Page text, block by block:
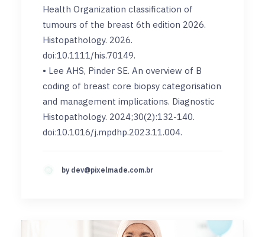
Health Organization classification of
tumours of the breast 6th edition 2026.
Histopathology. 2026.
doi:10.1111/his.70149.
• Lee AHS, Pinder SE. An overview of B
coding of breast core biopsy categorisation
and management implications. Diagnostic
Histopathology. 2024;30(2):132-140.
doi:10.1016/j.mpdhp.2023.11.004.
by dev@pixelmade.com.br